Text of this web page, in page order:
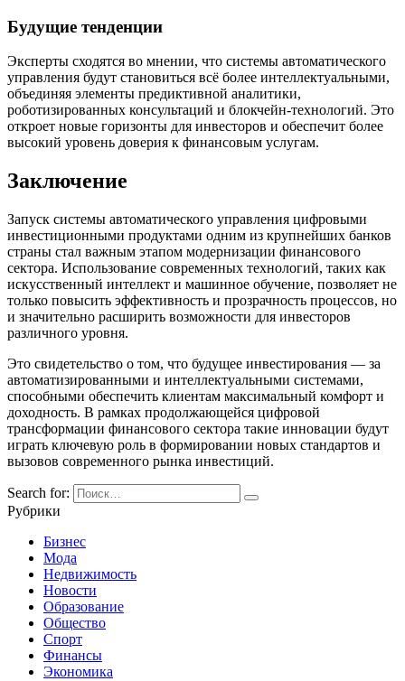
Будущие тенденции
Эксперты сходятся во мнении, что системы автоматического
управления будут становиться всё более интеллектуальными,
объединяя элементы предиктивной аналитики,
роботизированных консультаций и блокчейн-технологий. Это
откроет новые горизонты для инвесторов и обеспечит более
высокий уровень доверия к финансовым услугам.
Заключение
Запуск системы автоматического управления цифровыми
инвестиционными продуктами одним из крупнейших банков
страны стал важным этапом модернизации финансового
сектора. Использование современных технологий, таких как
искусственный интеллект и машинное обучение, позволяет не
только повысить эффективность и прозрачность процессов, но
и значительно расширить возможности для инвесторов
различного уровня.
Это свидетельство о том, что будущее инвестирования — за
автоматизированными и интеллектуальными системами,
способными обеспечить клиентам максимальный комфорт и
доходность. В рамках продолжающейся цифровой
трансформации финансового сектора такие инновации будут
играть ключевую роль в формировании новых стандартов и
вызовов современного рынка инвестиций.
Search for:
Рубрики
Бизнес
Мода
Недвижимость
Новости
Образование
Общество
Спорт
Финансы
Экономика